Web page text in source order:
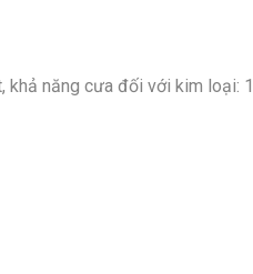
năng cưa đối với kim loại: